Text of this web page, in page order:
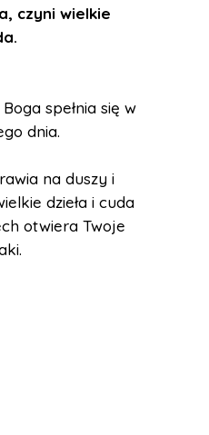
czyni wielkie
spełnia się w
dnia.
na duszy i
dzieła i cuda
otwiera Twoje